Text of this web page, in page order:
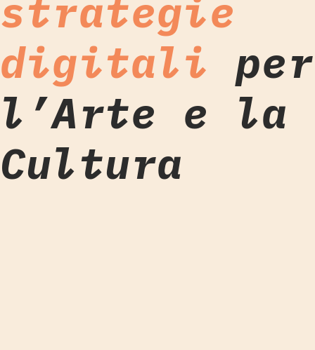
strategie
digitali per
l’Arte e la
Cultura